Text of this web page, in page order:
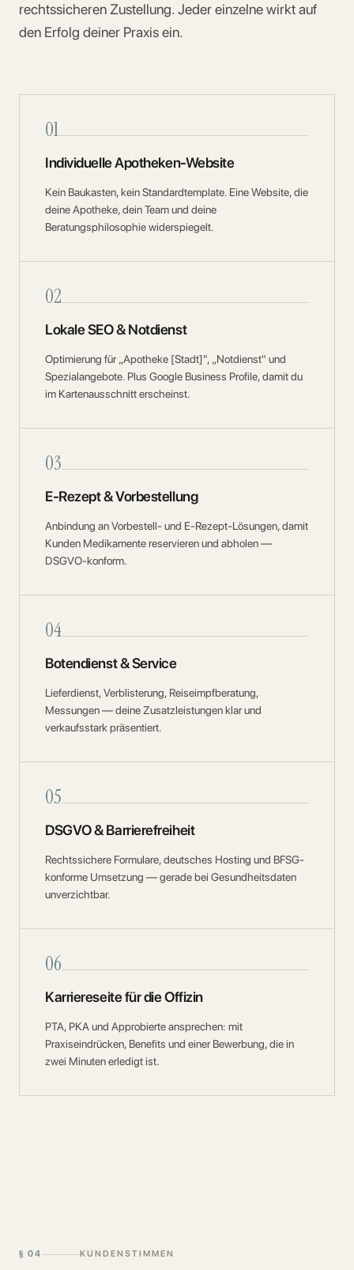
rechtssicheren Zustellung. Jeder einzelne wirkt auf
den Erfolg deiner Praxis ein.
01
Individuelle Apotheken-Website
Kein Baukasten, kein Standardtemplate. Eine Website, die
deine Apotheke, dein Team und deine
Beratungsphilosophie widerspiegelt.
02
Lokale SEO & Notdienst
Optimierung für „Apotheke [Stadt]", „Notdienst" und
Spezialangebote. Plus Google Business Profile, damit du
im Kartenausschnitt erscheinst.
03
E-Rezept & Vorbestellung
Anbindung an Vorbestell- und E-Rezept-Lösungen, damit
Kunden Medikamente reservieren und abholen —
DSGVO-konform.
04
Botendienst & Service
Lieferdienst, Verblisterung, Reiseimpfberatung,
Messungen — deine Zusatzleistungen klar und
verkaufsstark präsentiert.
05
DSGVO & Barrierefreiheit
Rechtssichere Formulare, deutsches Hosting und BFSG-
konforme Umsetzung — gerade bei Gesundheitsdaten
unverzichtbar.
06
Karriereseite für die Offizin
PTA, PKA und Approbierte ansprechen: mit
Praxiseindrücken, Benefits und einer Bewerbung, die in
zwei Minuten erledigt ist.
§ 04 KUNDENSTIMMEN